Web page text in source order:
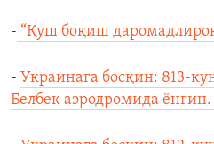
- “Қуш боқиш
- Украинага босқин: 813-
Белбек аэродромида ёнғин.